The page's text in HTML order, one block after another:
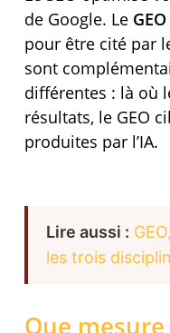
de Google. Le GEO
pour être cité par
sont
différentes : là où
résultats, le GEO
produites par l’IA.
Lire aussi :
les trois
Que mesure